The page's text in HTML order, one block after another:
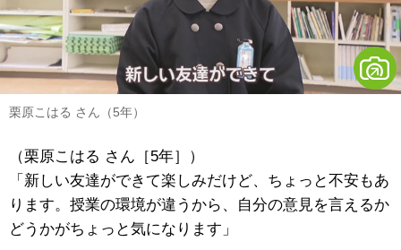
栗原こはる さん（5年）
（栗原こはる さん［5年］）
「新しい友達ができて楽しみだけど、ちょっと不安もあ
ります。授業の環境が違うから、自分の意見を言えるか
どうかがちょっと気になります」